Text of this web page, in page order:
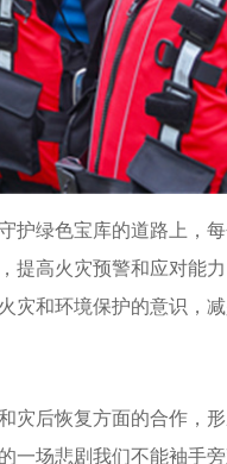
护绿色宝库的道路上，
提高火灾预警和应对能
灾和环境保护的意识，
灾后恢复方面的合作，
一场悲剧我们不能袖手